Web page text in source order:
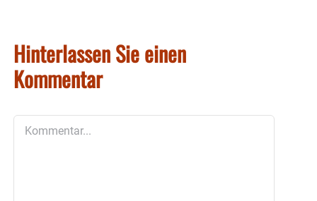
Hinterlassen Sie einen
Kommentar